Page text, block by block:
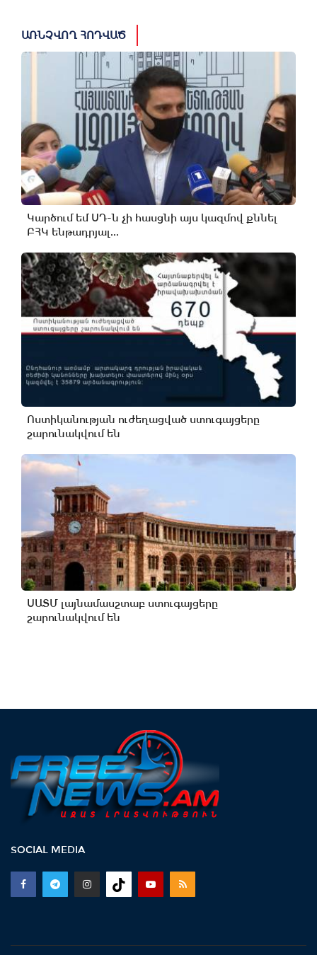
ԱՌՆՉՎՈՂ ՀՈԴՎԱԾ
Կարծում եմ ՍԴ-ն չի հասցնի այս կազմով քննել
ԲՀԿ ենթադրյալ...
Ոստիկանության ուժեղացված ստուգայցերը
շարունակվում են
ՍԱՏՄ լայնամասշտաբ ստուգայցերը
շարունակվում են
SOCIAL MEDIA